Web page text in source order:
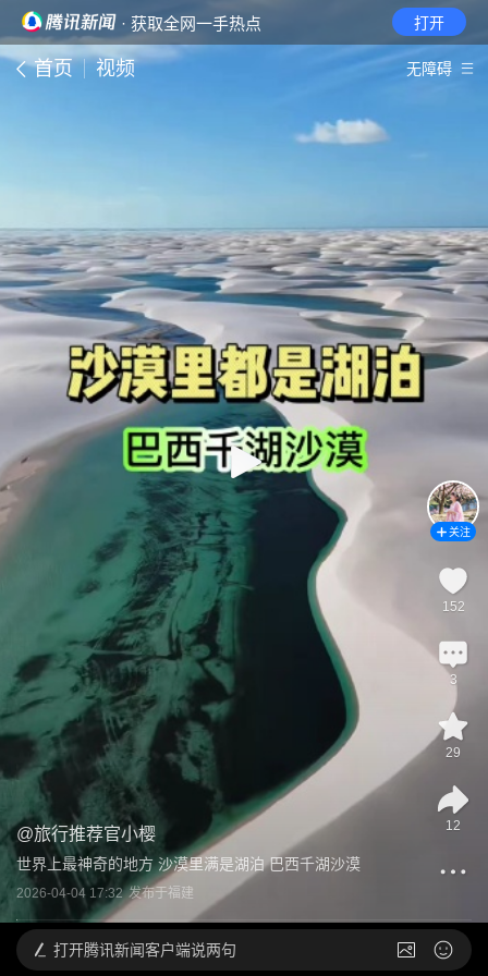
· 获取全网一手热点 打开
首页 视频 无障碍
@旅行推荐官小樱
世界上最神奇的地方 沙漠里满是湖泊 巴西千湖沙漠
2026-04-04 17:32 发布于福建
关注
152
3
29
12
打开腾讯新闻客户端说两句